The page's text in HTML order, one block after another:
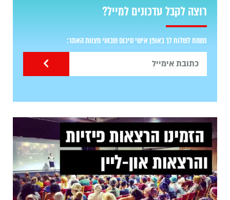
רוצה לקבל עדכונים למייל?
נשמח לשלוח לך באופן אישי סיכום שבועי מצוות האתר: